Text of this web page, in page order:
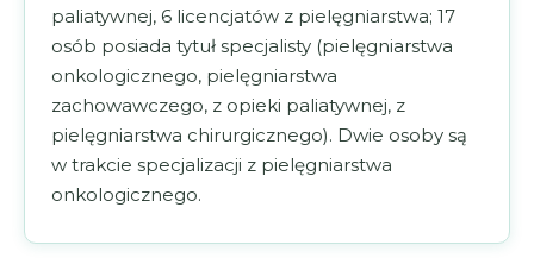
paliatywnej, 6 licencjatów z pielęgniarstwa; 17
osób posiada tytuł specjalisty (pielęgniarstwa
onkologicznego, pielęgniarstwa
zachowawczego, z opieki paliatywnej, z
pielęgniarstwa chirurgicznego). Dwie osoby są
w trakcie specjalizacji z pielęgniarstwa
onkologicznego.